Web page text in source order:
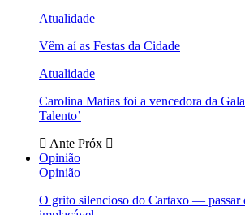
Atualidade
Vêm aí as Festas da Cidade
Atualidade
Carolina Matias foi a vencedora da
Talento’
Ante Próx
Opinião
Opinião
O grito silencioso do Cartaxo — passar